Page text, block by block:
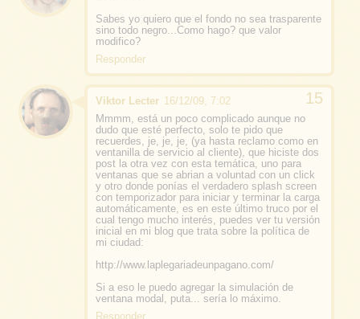
Sabes yo quiero que el fondo no sea trasparente
sino todo negro...Como hago? que valor
modifico?
Responder
Viktor Lecter 16/12/09, 7:02
Mmmm, está un poco complicado aunque no
dudo que esté perfecto, solo te pido que
recuerdes, je, je, je, (ya hasta reclamo como en
ventanilla de servicio al cliente), que hiciste dos
post la otra vez con esta temática, uno para
ventanas que se abrian a voluntad con un click
y otro donde ponías el verdadero splash screen
con temporizador para iniciar y terminar la carga
automáticamente, es en este último truco por el
cual tengo mucho interés, puedes ver tu versión
inicial en mi blog que trata sobre la política de
mi ciudad:
http://www.laplegariadeunpagano.com/
Si a eso le puedo agregar la simulación de
ventana modal, puta... sería lo máximo.
Responder